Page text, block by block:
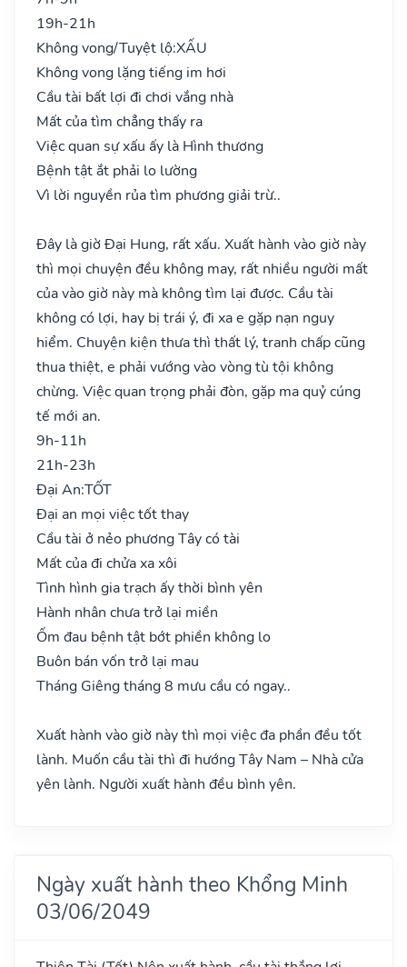
19h-21h
Không vong/Tuyệt lộ:XẤU
Không vong lặng tiếng im hơi
Cầu tài bất lợi đi chơi vắng nhà
Mất của tìm chẳng thấy ra
Việc quan sự xấu ấy là Hình thương
Bệnh tật ắt phải lo lường
Vì lời nguyền rủa tìm phương giải trừ..
Đây là giờ Đại Hung, rất xấu. Xuất hành vào giờ này
thì mọi chuyện đều không may, rất nhiều người mất
của vào giờ này mà không tìm lại được. Cầu tài
không có lợi, hay bị trái ý, đi xa e gặp nạn nguy
hiểm. Chuyện kiện thưa thì thất lý, tranh chấp cũng
thua thiệt, e phải vướng vào vòng tù tội không
chừng. Việc quan trọng phải đòn, gặp ma quỷ cúng
tế mới an.
9h-11h
21h-23h
Đại An:TỐT
Đại an mọi việc tốt thay
Cầu tài ở nẻo phương Tây có tài
Mất của đi chửa xa xôi
Tình hình gia trạch ấy thời bình yên
Hành nhân chưa trở lại miền
Ốm đau bệnh tật bớt phiền không lo
Buôn bán vốn trở lại mau
Tháng Giêng tháng 8 mưu cầu có ngay..
Xuất hành vào giờ này thì mọi việc đa phần đều tốt
lành. Muốn cầu tài thì đi hướng Tây Nam – Nhà cửa
yên lành. Người xuất hành đều bình yên.
Ngày xuất hành theo Khổng Minh
03/06/2049